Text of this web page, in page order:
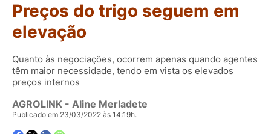
Preços do trigo seguem em
elevação
Quanto às negociações, ocorrem apenas quando agentes
têm maior necessidade, tendo em vista os elevados
preços internos
AGROLINK - Aline Merladete
Publicado em 23/03/2022 às 14:19h.